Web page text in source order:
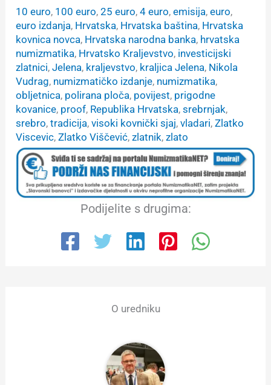
10 euro, 100 euro, 25 euro, 4 euro, emisija, euro
euro izdanja, Hrvatska, Hrvatska baština, Hrvatska
kovnica novca, Hrvatska narodna banka, hrvatska
numizmatika, Hrvatsko Kraljevstvo, investicijski
zlatnici, Jelena, kraljevstvo, kraljica Jelena, Nikola
Vudrag, numizmatičko izdanje, numizmatika
obljetnica, polirana ploča, povijest, prigodne
kovanice, proof, Republika Hrvatska, srebrnjak
srebro, tradicija, visoki kovnički sjaj, vladari, Zlatko
Viscevic, Zlatko Viščević, zlatnik, zlato
Podijelite s drugima:
O uredniku